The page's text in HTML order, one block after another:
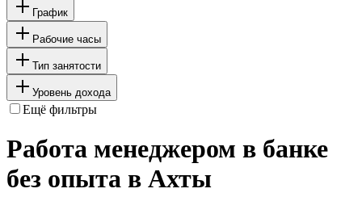
График
Рабочие часы
Тип занятости
Уровень дохода
Ещё фильтры
Работа менеджером в банке
без опыта в Ахты